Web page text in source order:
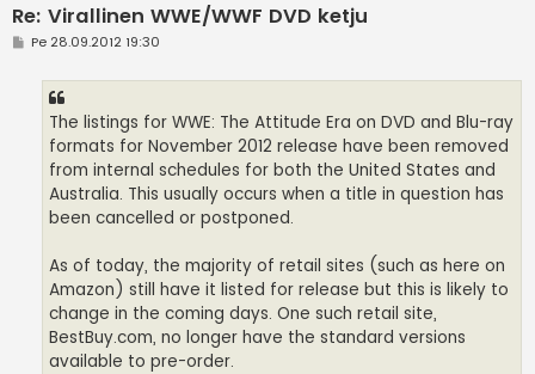
Re: Virallinen WWE/WWF DVD ketju
VPe 28.09.2012 19:30
The listings for WWE: The Attitude Era on DVD and Blu-ray
formats for November 2012 release have been removed
from internal schedules for both the United States and
Australia. This usually occurs when a title in question has
been cancelled or postponed.
As of today, the majority of retail sites (such as here on
Amazon) still have it listed for release but this is likely to
change in the coming days. One such retail site,
BestBuy.com, no longer have the standard versions
available to pre-order.